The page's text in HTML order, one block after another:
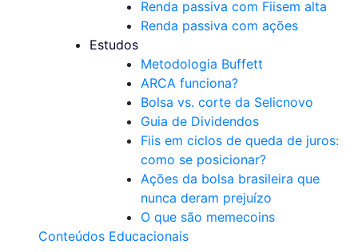
Renda passiva com Fiisem alta
Renda passiva com ações
Estudos
Metodologia Buffett
ARCA funciona?
Bolsa vs. corte da Selicnovo
Guia de Dividendos
Fiis em ciclos de queda de juros:
como se posicionar?
Ações da bolsa brasileira que
nunca deram prejuízo
O que são memecoins
Conteúdos Educacionais